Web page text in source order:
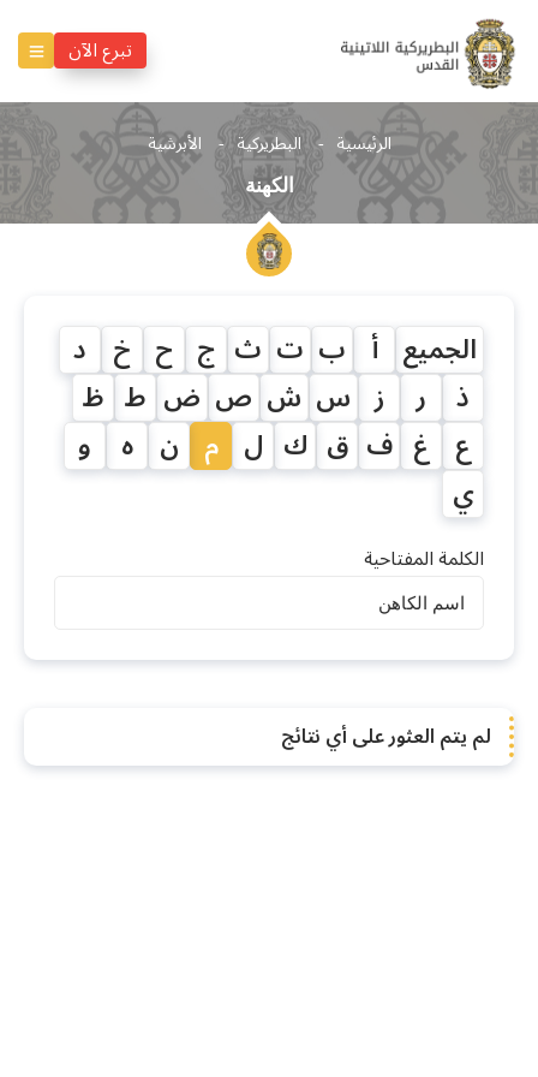
تبرع الآن
الرئيسية البطريركية الأبرشية
الكهنة
الجميع أ ب ت ث ج ح خ د
ذ ر ز س ش ص ض ط ظ
ع غ ف ق ك ل م ن ه و
ي
الكلمة المفتاحية
الكهنة
لم يتم العثور على أي نتائج